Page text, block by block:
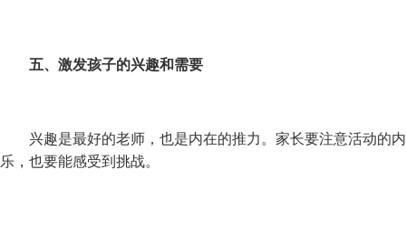
五、激发孩子的兴趣和需要
兴趣是最好的老师，也是内在的推力。家长要注意活动的
乐，也要能感受到挑战。